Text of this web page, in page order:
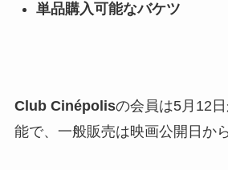
単品購入可能なバケツ
Club Cinépolisの会員は5月12
能で、一般販売は映画公開日か